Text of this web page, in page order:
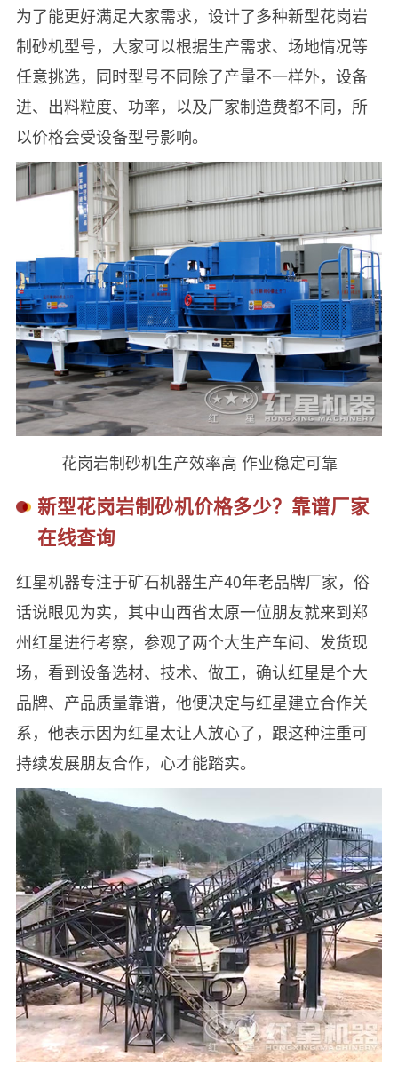
为了能更好满足大家需求，设计了多种新型花岗岩
制砂机型号，大家可以根据生产需求、场地情况等
任意挑选，同时型号不同除了产量不一样外，设备
进、出料粒度、功率，以及厂家制造费都不同，所
以价格会受设备型号影响。
花岗岩制砂机生产效率高 作业稳定可靠
新型花岗岩制砂机价格多少？靠谱厂家
在线查询
红星机器专注于矿石机器生产40年老品牌厂家，俗
话说眼见为实，其中山西省太原一位朋友就来到郑
州红星进行考察，参观了两个大生产车间、发货现
场，看到设备选材、技术、做工，确认红星是个大
品牌、产品质量靠谱，他便决定与红星建立合作关
系，他表示因为红星太让人放心了，跟这种注重可
持续发展朋友合作，心才能踏实。